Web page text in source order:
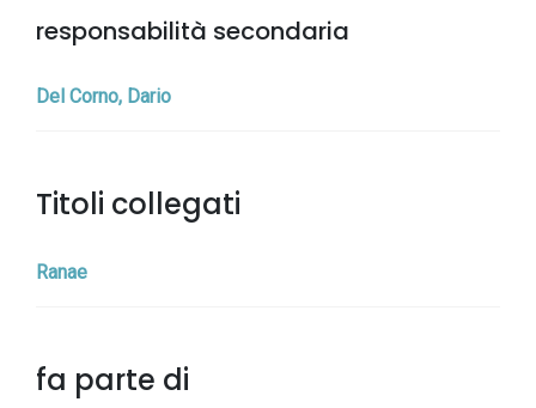
responsabilità secondaria
Del Corno, Dario
Titoli collegati
Ranae
fa parte di